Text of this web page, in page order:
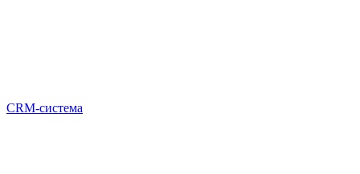
CRM-система